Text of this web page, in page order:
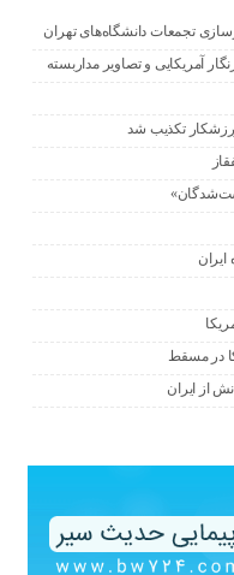
تجمعات دانشگاه‌های تهران
آمریکایی و تصاویر مداربسته
تکذیب شد
در مسقط
از ایران